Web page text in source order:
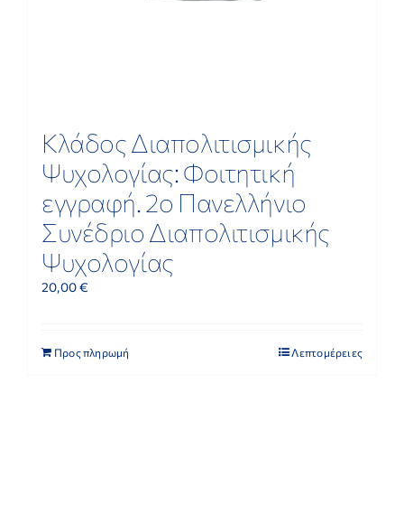
Κλάδος Διαπολιτισμικής
Ψυχολογίας: Φοιτητική
εγγραφή. 2ο Πανελλήνιο
Συνέδριο Διαπολιτισμικής
Ψυχολογίας
20,00€
Προς πληρωμή Λεπτομέρειες